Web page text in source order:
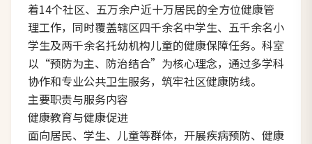
着14个社区、五万余户近十万居民的全方位健康管
理工作，同时覆盖辖区四千余名中学生、五千余名小
学生及两千余名托幼机构儿童的健康保障任务。科室
以“预防为主、防治结合”为核心理念，通过多学科
协作和专业公共卫生服务，筑牢社区健康防线。
主要职责与服务内容
健康教育与健康促进
面向居民、学生、儿童等群体，开展疾病预防、健康